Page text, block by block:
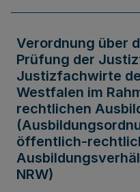
Verordnung über
Prüfung der
Justizfachwirte
Westfalen im
rechtlichen
öffentlich-
NRW)